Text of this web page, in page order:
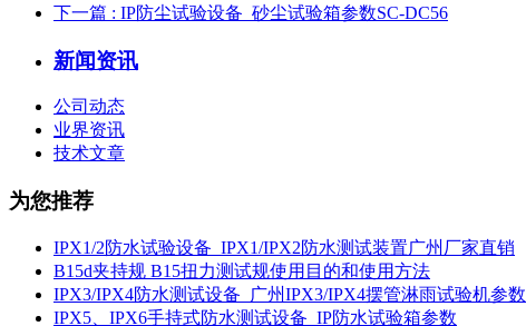
下一篇 : IP防尘试验设备_砂尘试验箱参数SC-DC56
新闻资讯
公司动态
业界资讯
技术文章
为您推荐
IPX1/2防水试验设备_IPX1/IPX2防水测试装置广州厂家直销
B15d夹持规 B15扭力测试规使用目的和使用方法
IPX3/IPX4防水测试设备_广州IPX3/IPX4摆管淋雨试验机参数
IPX5、IPX6手持式防水测试设备_IP防水试验箱参数